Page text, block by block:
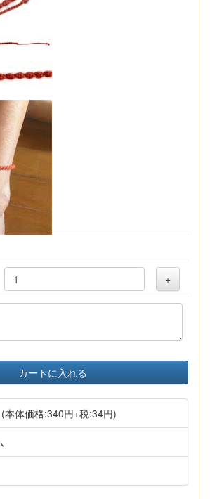
+
カートに入れる
(本体価格:340円+税:34円)